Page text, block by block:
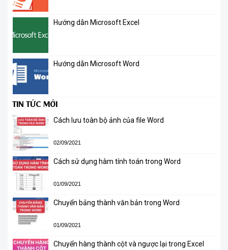
Hướng dẫn Microsoft Excel
Hướng dẫn Microsoft Word
TIN TỨC MỚI
Cách lưu toàn bộ ảnh của file Word
02/09/2021
Cách sử dụng hàm tính toán trong Word
01/09/2021
Chuyển bảng thành văn bản trong Word
01/09/2021
Chuyển hàng thành cột và ngược lại trong Excel